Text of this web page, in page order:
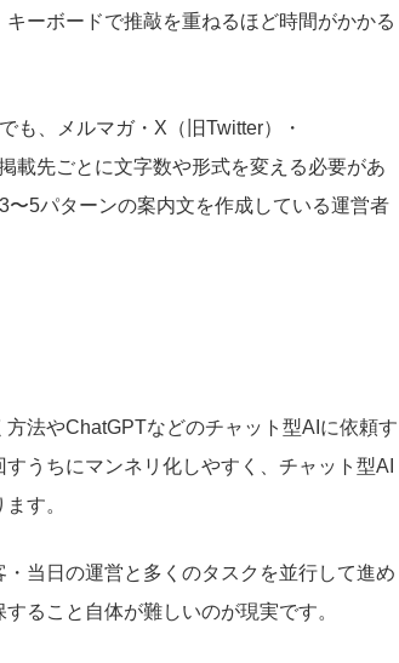
ーボードで推敲を重ねるほど時間がかかる
も、メルマガ・X（旧Twitter）・
載先ごとに文字数や形式を変える必要があ
5パターンの案内文を作成している運営者
法やChatGPTなどのチャット型AIに依頼す
うちにマンネリ化しやすく、チャット型AI
す。
当日の運営と多くのタスクを並行して進め
ること自体が難しいのが現実です。